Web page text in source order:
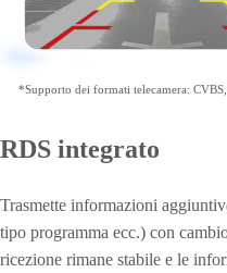
*Supporto dei formati telecamera: